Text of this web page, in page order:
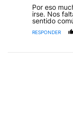
Por eso
irse. Nos
sentido
RESPONDER